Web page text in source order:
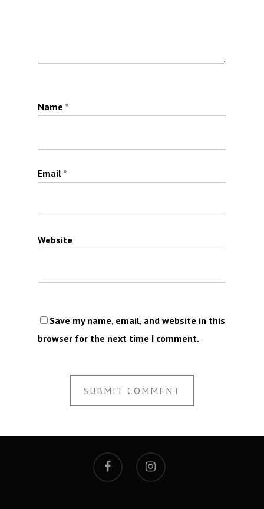
Name *
Email *
Website
Save my name, email, and website in this
browser for the next time I comment.